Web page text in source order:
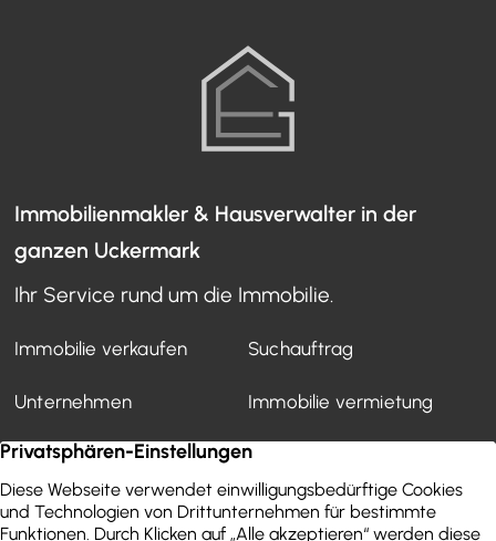
Immobilienmakler & Hausverwalter in der
ganzen Uckermark
Ihr Service rund um die Immobilie.
Immobilie verkaufen Suchauftrag
Unternehmen Immobilie vermietung
Mietverwaltung Kundenstimmen
Finanzierung WEG-Verwaltung